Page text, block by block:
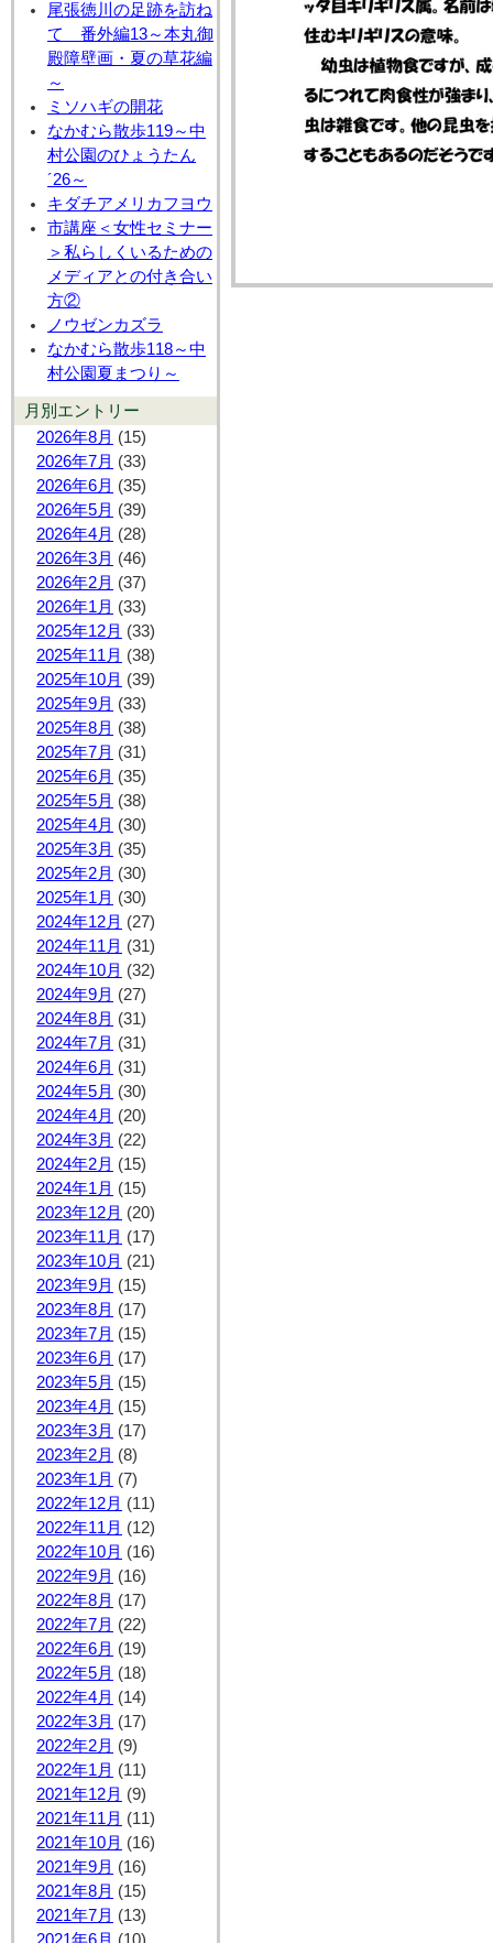
尾張徳川の足跡を訪ね
て 番外編13～本丸御
殿障壁画・夏の草花編
～
ミソハギの開花
なかむら散歩119～中
村公園のひょうたん
´26～
キダチアメリカフヨウ
市講座＜女性セミナー
＞私らしくいるための
メディアとの付き合い
方②
ノウゼンカズラ
なかむら散歩118～中
村公園夏まつり～
月別エントリー
2026年8月 (15)
2026年7月 (33)
2026年6月 (35)
2026年5月 (39)
2026年4月 (28)
2026年3月 (46)
2026年2月 (37)
2026年1月 (33)
2025年12月 (33)
2025年11月 (38)
2025年10月 (39)
2025年9月 (33)
2025年8月 (38)
2025年7月 (31)
2025年6月 (35)
2025年5月 (38)
2025年4月 (30)
2025年3月 (35)
2025年2月 (30)
2025年1月 (30)
2024年12月 (27)
2024年11月 (31)
2024年10月 (32)
2024年9月 (27)
2024年8月 (31)
2024年7月 (31)
2024年6月 (31)
2024年5月 (30)
2024年4月 (20)
2024年3月 (22)
2024年2月 (15)
2024年1月 (15)
2023年12月 (20)
2023年11月 (17)
2023年10月 (21)
2023年9月 (15)
2023年8月 (17)
2023年7月 (15)
2023年6月 (17)
2023年5月 (15)
2023年4月 (15)
2023年3月 (17)
2023年2月 (8)
2023年1月 (7)
2022年12月 (11)
2022年11月 (12)
2022年10月 (16)
2022年9月 (16)
2022年8月 (17)
2022年7月 (22)
2022年6月 (19)
2022年5月 (18)
2022年4月 (14)
2022年3月 (17)
2022年2月 (9)
2022年1月 (11)
2021年12月 (9)
2021年11月 (11)
2021年10月 (16)
2021年9月 (16)
2021年8月 (15)
2021年7月 (13)